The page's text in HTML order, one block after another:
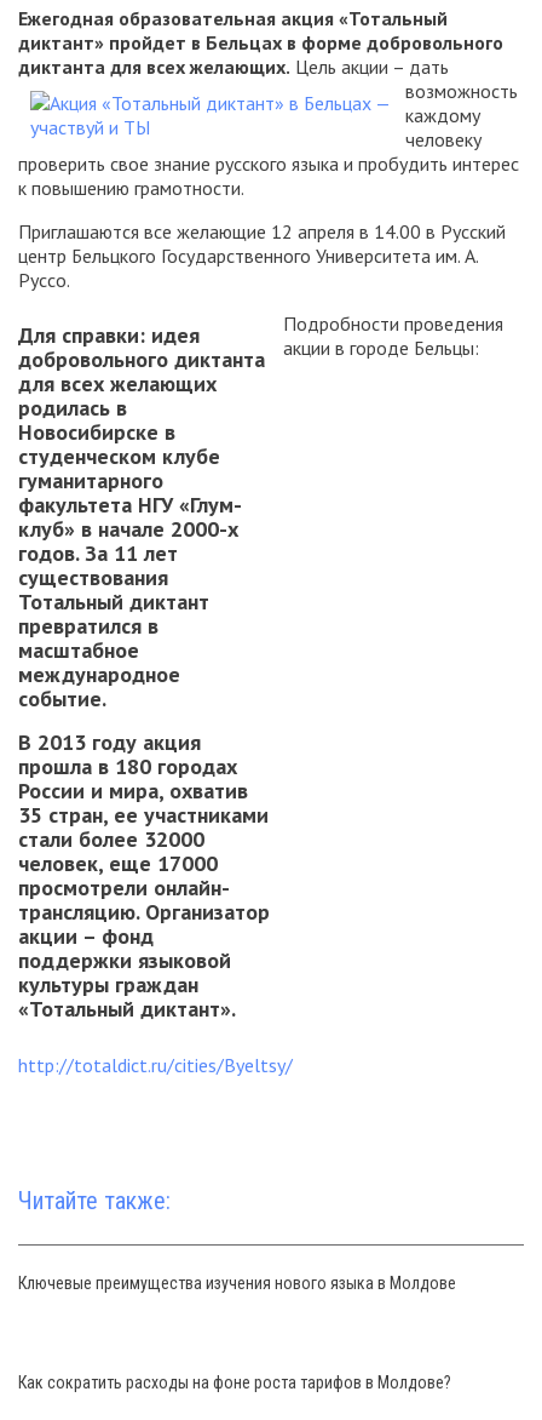
Ежегодная образовательная акция «Тотальный
диктант» пройдет в Бельцах в форме добровольного
диктанта для всех желающих. Цель акции – дать
возможность
каждому
человеку
проверить свое знание русского языка и пробудить интерес
к повышению грамотности.
Приглашаются все желающие 12 апреля в 14.00 в Русский
центр Бельцкого Государственного Университета им. А.
Руссо.
Для справки: идея
добровольного диктанта
для всех желающих
родилась в
Новосибирске в
студенческом клубе
гуманитарного
факультета НГУ «Глум-
клуб» в начале 2000-х
годов. За 11 лет
существования
Тотальный диктант
превратился в
масштабное
международное
событие.
В 2013 году акция
прошла в 180 городах
России и мира, охватив
35 стран, ее участниками
стали более 32000
человек, еще 17000
просмотрели онлайн-
трансляцию. Организатор
акции – фонд
поддержки языковой
культуры граждан
«Тотальный диктант».
Подробности проведения
акции в городе Бельцы:
http://totaldict.ru/cities/Byeltsy/
Читайте также:
Ключевые преимущества изучения нового языка в Молдове
Как сократить расходы на фоне роста тарифов в Молдове?